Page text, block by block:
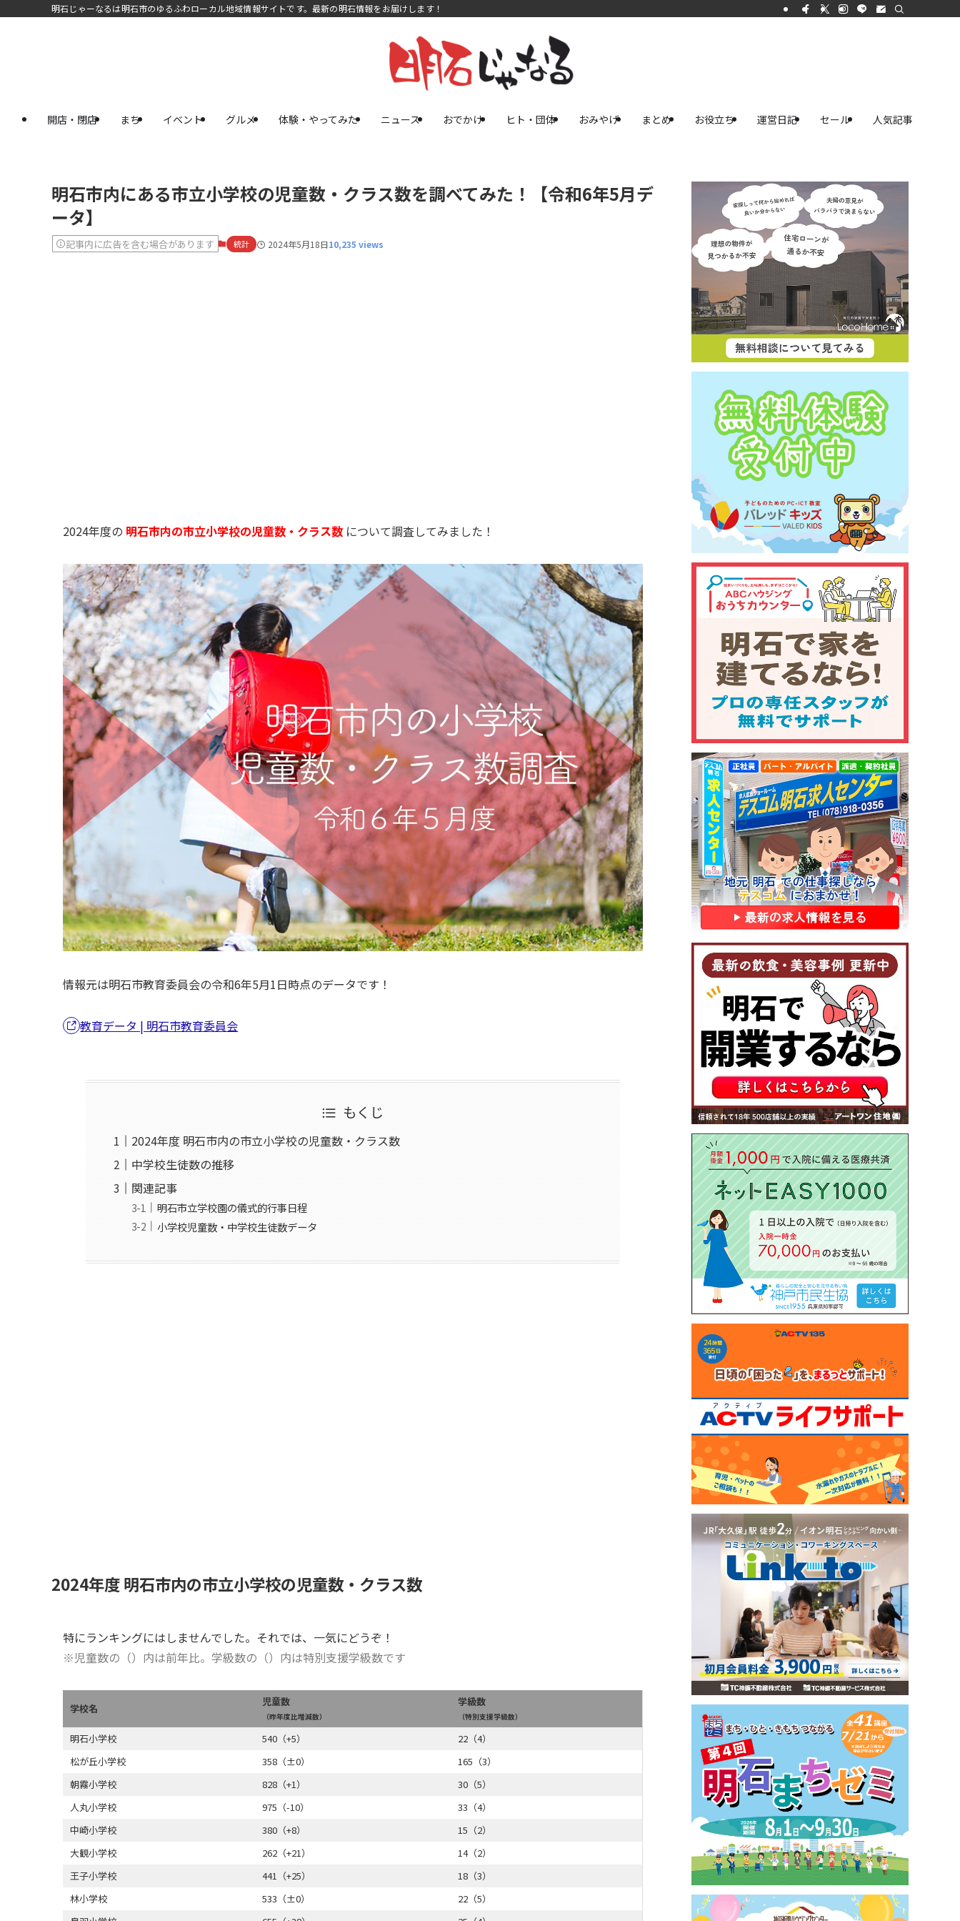
明石じゃーなるは明石市のゆるふわローカル地域情報サイトです。最新の明石情報をお届けします！
開店・閉店 まち イベント グルメ 体験・やってみた ニュース おでかけ ヒト・団体 おみやげ まとめ お役立ち 運営日記 セール 人気記事
明石市内にある市立小学校の児童数・クラス数を調べてみた！【令和6年5月デ
ータ】
記事内に広告を含む場合があります 統計 2024年5月18日10,235 views
2024年度の 明石市内の市立小学校の児童数・クラス数 について調査してみました！
情報元は明石市教育委員会の令和6年5月1日時点のデータです！
教育データ | 明石市教育委員会
もくじ
2024年度 明石市内の市立小学校の児童数・クラス数
中学校生徒数の推移
関連記事
明石市立学校園の儀式的行事日程
小学校児童数・中学校生徒数データ
2024年度 明石市内の市立小学校の児童数・クラス数
特にランキングにはしませんでした。それでは、一気にどうぞ！
※児童数の（）内は前年比。学級数の（）内は特別支援学級数です
学校名
児童数
（昨年度比増減数）
学級数
（特別支援学級数）
明石小学校 540（+5）
22（4）
松が丘小学校
358（±0）
165（3）
朝霧小学校
828（+1）
30（5）
人丸小学校
975（-10）
33（4）
中崎小学校
380（+8）
15（2）
大観小学校
262（+21）
14（2）
王子小学校
441（+25）
18（3）
林小学校
533（±0）
22（5）